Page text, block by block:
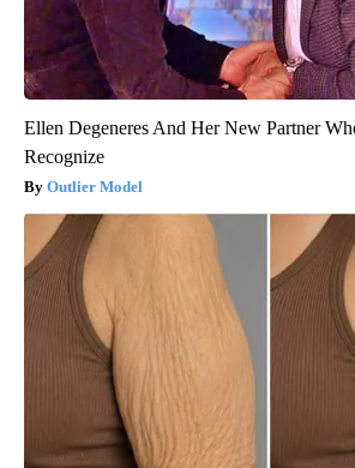
Ellen Degeneres And Her New Partner
Recognize
Outlier Model